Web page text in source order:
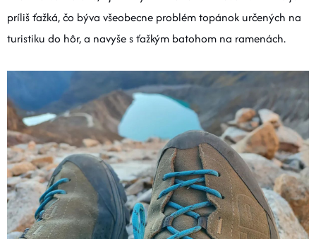
príliš ťažká, čo býva všeobecne problém topánok určených na
turistiku do hôr, a navyše s ťažkým batohom na ramenách.